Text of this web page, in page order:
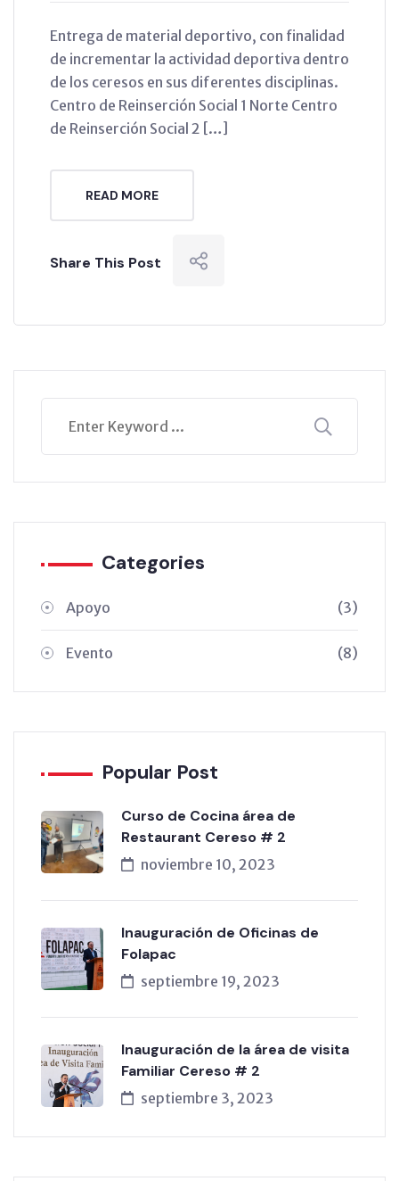
Entrega de material deportivo, con finalidad
de incrementar la actividad deportiva dentro
de los ceresos en sus diferentes disciplinas.
Centro de Reinserción Social 1 Norte Centro
de Reinserción Social 2 […]
READ MORE
Share This Post
Categories
Apoyo (3)
Evento (8)
Popular Post
Curso de Cocina área de
Restaurant Cereso # 2
noviembre 10, 2023
Inauguración de Oficinas de
Folapac
septiembre 19, 2023
Inauguración de la área de visita
Familiar Cereso # 2
septiembre 3, 2023